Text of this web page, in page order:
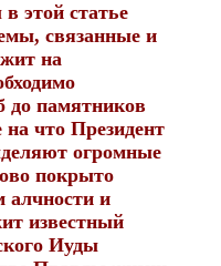
этой статье
связанные и
на
до памятников
что Президент
огромные
покрыто
и
известный
Иуды